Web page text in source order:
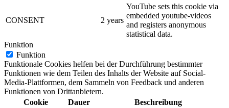
CONSENT 2 years
YouTube sets this cookie via
embedded youtube-videos
and registers anonymous
statistical data.
Funktion
Funktion
Funktionale Cookies helfen bei der Durchführung bestimmter
Funktionen wie dem Teilen des Inhalts der Website auf Social-
Media-Plattformen, dem Sammeln von Feedback und anderen
Funktionen von Drittanbietern.
Cookie
Dauer Beschreibung